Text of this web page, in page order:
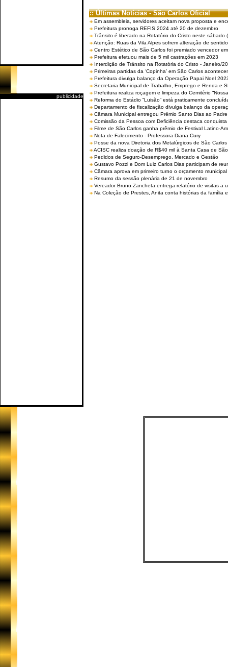
publicidade
:: Últimas Notícias - São Carlos Oficial
Em assembleia, servidores aceitam nova proposta e
Prefeitura prorroga REFIS 2024 até 20 de dezembro
Trânsito é liberado na Rotatório do Cristo neste sábado
Atenção: Ruas da Vila Alpes sofrem alteração de
Centro Estético de São Carlos foi premiado vencedor
Prefeitura efetuou mais de 5 mil castrações em 2023
Interdição de Trânsito na Rotatória do Cristo - Janeiro/
Primeiras partidas da ‘Copinha’ em São Carlos
Prefeitura divulga balanço da Operação Papai Noel
Secretaria Municipal de Trabalho, Emprego e Renda e
Prefeitura realiza roçagem e limpeza do Cemitério
Reforma do Estádio “Luisão” está praticamente
Departamento de fiscalização divulga balanço da
Câmara Municipal entregou Prêmio Santo Dias ao
Comissão da Pessoa com Deficiência destaca
Filme de São Carlos ganha prêmio de Festival Latino-
Nota de Falecimento - Professora Diana Cury
Posse da nova Diretoria dos Metalúrgicos de São
ACISC realiza doação de R$40 mil à Santa Casa de
Pedidos de Seguro-Desemprego, Mercado e Gestão
Gustavo Pozzi e Dom Luiz Carlos Dias participam de
Câmara aprova em primeiro turno o orçamento
Resumo da sessão plenária de 21 de novembro
Vereador Bruno Zancheta entrega relatório de visitas a
Na Coleção de Prestes, Anita conta histórias da família